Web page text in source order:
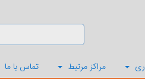
مراکز مرتبط تماس با ما